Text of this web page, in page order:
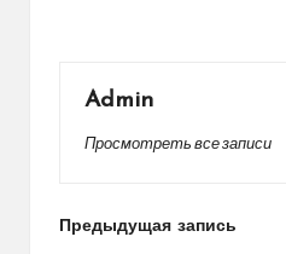
Admin
Просмотреть все записи
Навигация
Предыдущая запись